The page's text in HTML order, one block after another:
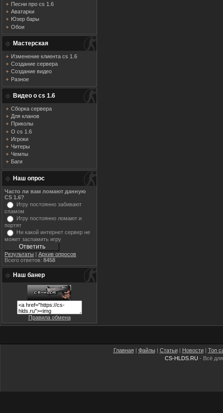
Песни про cs 1.6
Аватарки
Юзер бары
Обои
Мастерская
Изменение клиента cs 1.6
Создание сервера
Создание видео
Разное
Видео о cs 1.6
Сборка сервера
Для кланов
Приколы
О cs 1.6
Игроки
Читеры
Чемпы
Баги
Наш опрос
Часто ли вам ломают данную
CS 1.6?
Игру постоянно забивают
спамом
Игру постоянно ломают и
портят
Ни какой интернет сервер не
может заспамить игру
Результаты | Архив опросов
Всего ответов: 8458
Наш банер
Правила обмена
Главная| Файлы | Статьи| Новости| Топ
CS-HLDS.RU - Всё